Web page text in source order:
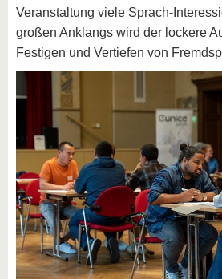
Veranstaltung viele Sprach-
großen Anklangs wird der lockere
Festigen und Vertiefen von